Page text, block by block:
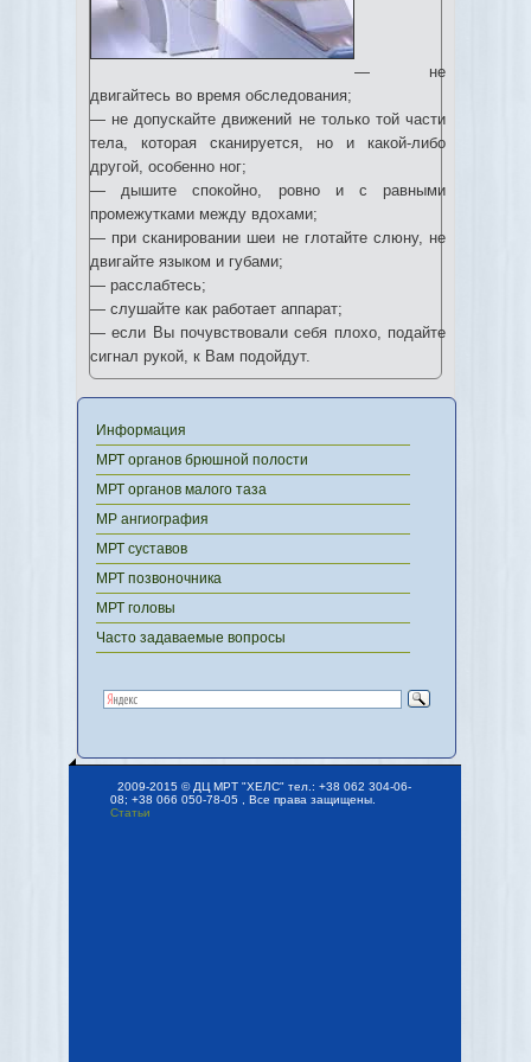
— не
двигайтесь во время обследования;
— не допускайте движений не только той части
тела, которая сканируется, но и какой-либо
другой, особенно ног;
— дышите спокойно, ровно и с равными
промежутками между вдохами;
— при сканировании шеи не глотайте слюну, не
двигайте языком и губами;
— расслабтесь;
— слушайте как работает аппарат;
— если Вы почувствовали себя плохо, подайте
сигнал рукой, к Вам подойдут.
Информация
МРТ органов брюшной полости
МРТ органов малого таза
МР ангиография
МРТ суставов
МРТ позвоночника
МРТ головы
Часто задаваемые вопросы
2009-2015 © ДЦ МРТ "ХЕЛС" тел.: +38 062 304-06-
08; +38 066 050-78-05 , Все права защищены.
Статьи